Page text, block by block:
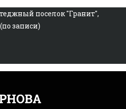
поселок "Гранит",
записи)